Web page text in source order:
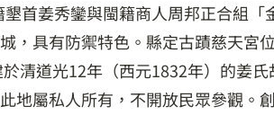
首姜秀鑾與閩籍商人周邦正合組
，具有防禦特色。縣定古蹟慈天
清道光12年（西元1832年）的姜
地屬私人所有，不開放民眾參觀